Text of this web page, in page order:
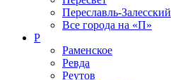
Переславль-Залесский
Все города на «П»
Р
Раменское
Ревда
Реутов